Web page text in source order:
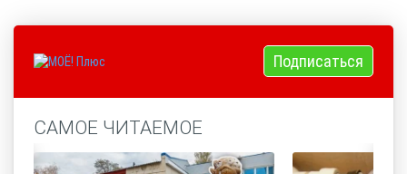
Подписаться
САМОЕ ЧИТАЕМОЕ